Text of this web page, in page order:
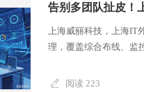
告别多团队扯皮！
上海威丽科技，上海IT
理，覆盖综合布线、监
阅读 223